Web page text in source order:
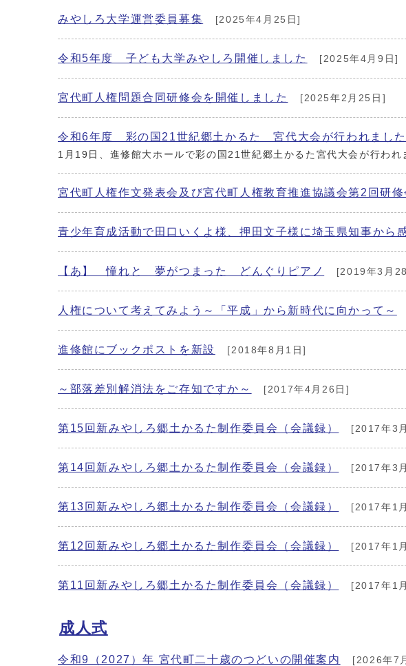
みやしろ大学運営委員募集 [2025年4月25日]
令和5年度 子ども大学みやしろ開催しました [2025年4月9日]
宮代町人権問題合同研修会を開催しました [2025年2月25日]
令和6年度 彩の国21世紀郷土かるた 宮代大会が行われました
1月19日、進修館大ホールで彩の国21世紀郷土かるた宮代大会が行われ
宮代町人権作文発表会及び宮代町人権教育推進協議会第2回研
青少年育成活動で田口いくよ様、押田文子様に埼玉県知事から
【あ】 憧れと 夢がつまった どんぐりピアノ [2019年3月
人権について考えてみよう～「平成」から新時代に向かって～
進修館にブックポストを新設 [2018年8月1日]
～部落差別解消法をご存知ですか～ [2017年4月26日]
第15回新みやしろ郷土かるた制作委員会（会議録） [2017年3
第14回新みやしろ郷土かるた制作委員会（会議録） [2017年3
第13回新みやしろ郷土かるた制作委員会（会議録） [2017年1
第12回新みやしろ郷土かるた制作委員会（会議録） [2017年1
第11回新みやしろ郷土かるた制作委員会（会議録） [2017年1
成人式
令和9（2027）年 宮代町二十歳のつどいの開催案内 [2026年7